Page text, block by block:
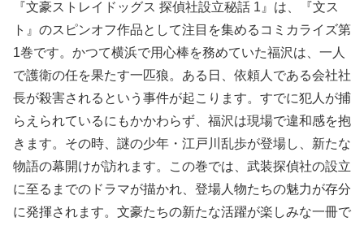
『文豪ストレイドッグス 探偵社設立秘話 1』は、『文ス
ト』のスピンオフ作品として注目を集めるコミカライズ第
1巻です。かつて横浜で用心棒を務めていた福沢は、一人
で護衛の任を果たす一匹狼。ある日、依頼人である会社社
長が殺害されるという事件が起こります。すでに犯人が捕
らえられているにもかかわらず、福沢は現場で違和感を抱
きます。その時、謎の少年・江戸川乱歩が登場し、新たな
物語の幕開けが訪れます。この巻では、武装探偵社の設立
に至るまでのドラマが描かれ、登場人物たちの魅力が存分
に発揮されます。文豪たちの新たな活躍が楽しみな一冊で